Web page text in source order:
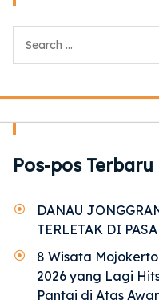
Pos-pos Terbaru
DANAU
TERLETAK DI
8 Wisata
2026 yang Lagi
Pantai di Atas